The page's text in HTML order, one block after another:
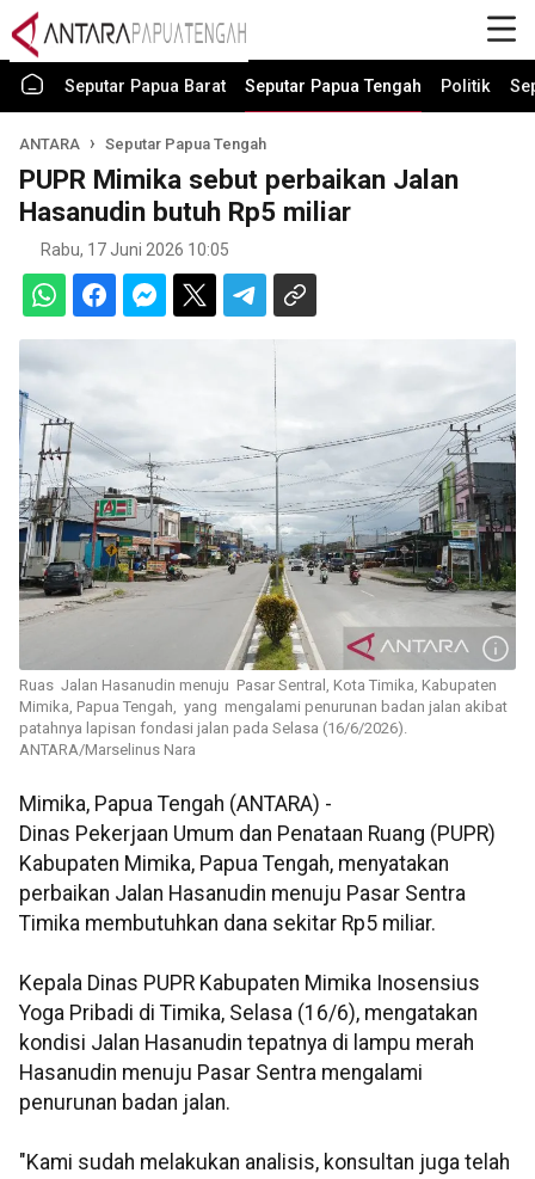
Seputar Papua Barat Seputar Papua Tengah Politik
ANTARA Seputar Papua Tengah
PUPR Mimika sebut perbaikan Jalan
Hasanudin butuh Rp5 miliar
Rabu, 17 Juni 2026 10:05
Ruas Jalan Hasanudin menuju Pasar Sentral, Kota Timika, Kabupaten
Mimika, Papua Tengah, yang mengalami penurunan badan jalan akibat
patahnya lapisan fondasi jalan pada Selasa (16/6/2026).
ANTARA/Marselinus Nara
Mimika, Papua Tengah (ANTARA) -
Dinas Pekerjaan Umum dan Penataan Ruang (PUPR)
Kabupaten Mimika, Papua Tengah, menyatakan
perbaikan Jalan Hasanudin menuju Pasar Sentra
Timika membutuhkan dana sekitar Rp5 miliar.
Kepala Dinas PUPR Kabupaten Mimika Inosensius
Yoga Pribadi di Timika, Selasa (16/6), mengatakan
kondisi Jalan Hasanudin tepatnya di lampu merah
Hasanudin menuju Pasar Sentra mengalami
penurunan badan jalan.
"Kami sudah melakukan analisis, konsultan juga telah